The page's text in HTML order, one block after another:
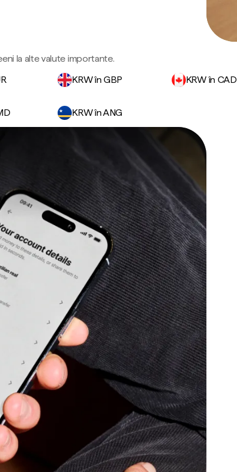
la alte valute importante.
KRW în GBP KRW în CAD
KRW în ANG